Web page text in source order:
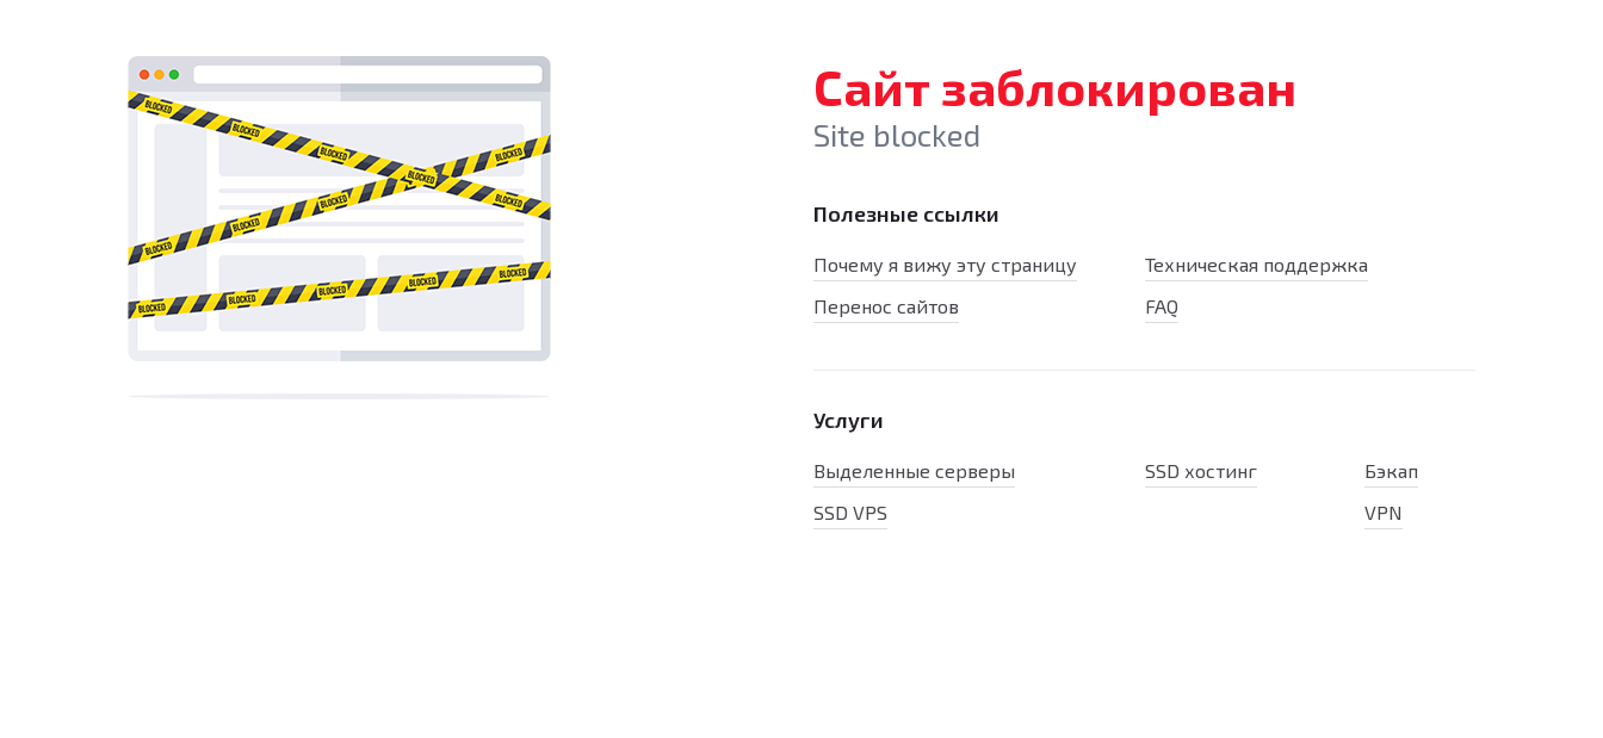
Сайт заблокирован
Site blocked
Полезные ссылки
Почему я вижу эту страницу
Перенос сайтов
Техническая поддержка
FAQ
Услуги
Выделенные серверы
SSD VPS
SSD хостинг
Бэкап
VPN